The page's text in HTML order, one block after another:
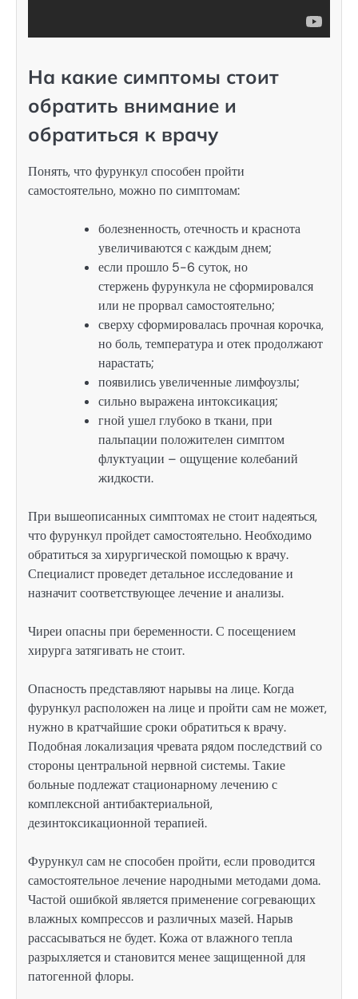
На какие симптомы стоит
обратить внимание и
обратиться к врачу
Понять, что фурункул способен пройти
самостоятельно, можно по симптомам:
болезненность, отечность и краснота
увеличиваются с каждым днем;
если прошло 5-6 суток, но
стержень фурункула не сформировался
или не прорвал самостоятельно;
сверху сформировалась прочная корочка,
но боль, температура и отек продолжают
нарастать;
появились увеличенные лимфоузлы;
сильно выражена интоксикация;
гной ушел глубоко в ткани, при
пальпации положителен симптом
флуктуации – ощущение колебаний
жидкости.
При вышеописанных симптомах не стоит надеяться,
что фурункул пройдет самостоятельно. Необходимо
обратиться за хирургической помощью к врачу.
Специалист проведет детальное исследование и
назначит соответствующее лечение и анализы.
Чиреи опасны при беременности. С посещением
хирурга затягивать не стоит.
Опасность представляют нарывы на лице. Когда
фурункул расположен на лице и пройти сам не может,
нужно в кратчайшие сроки обратиться к врачу.
Подобная локализация чревата рядом последствий со
стороны центральной нервной системы. Такие
больные подлежат стационарному лечению с
комплексной антибактериальной,
дезинтоксикационной терапией.
Фурункул сам не способен пройти, если проводится
самостоятельное лечение народными методами дома.
Частой ошибкой является применение согревающих
влажных компрессов и различных мазей. Нарыв
рассасываться не будет. Кожа от влажного тепла
разрыхляется и становится менее защищенной для
патогенной флоры.